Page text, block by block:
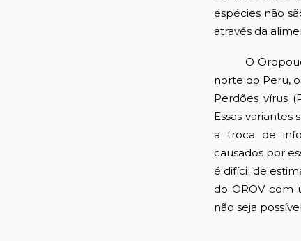
espécies não
através da
O Oropouche
norte do Peru,
Perdões vírus
Essas
a troca de
causados por
é difícil de
do OROV com
não seja